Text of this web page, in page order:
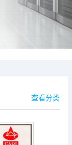
查看分类